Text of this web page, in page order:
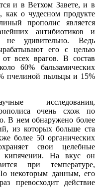
и в Ветхом Завете, и в
о чудесном продукте
прополис является
антибиотиков и
не удивительно. Ведь
его с целью
всех врагов. В состав
60% бальзамических
пчелиной пыльцы и 15%
исследования,
очень схож по
В нем обнаружено более
из которых больше ста
более 50 органических
свои целебные
кипячении. На вкус он
при температуре,
некоторым данным, его
превосходит действие